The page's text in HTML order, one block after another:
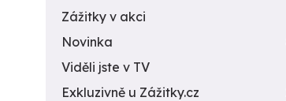
Zážitky v akci
Novinka
Viděli jste v TV
Exkluzivně u Zážitky.cz